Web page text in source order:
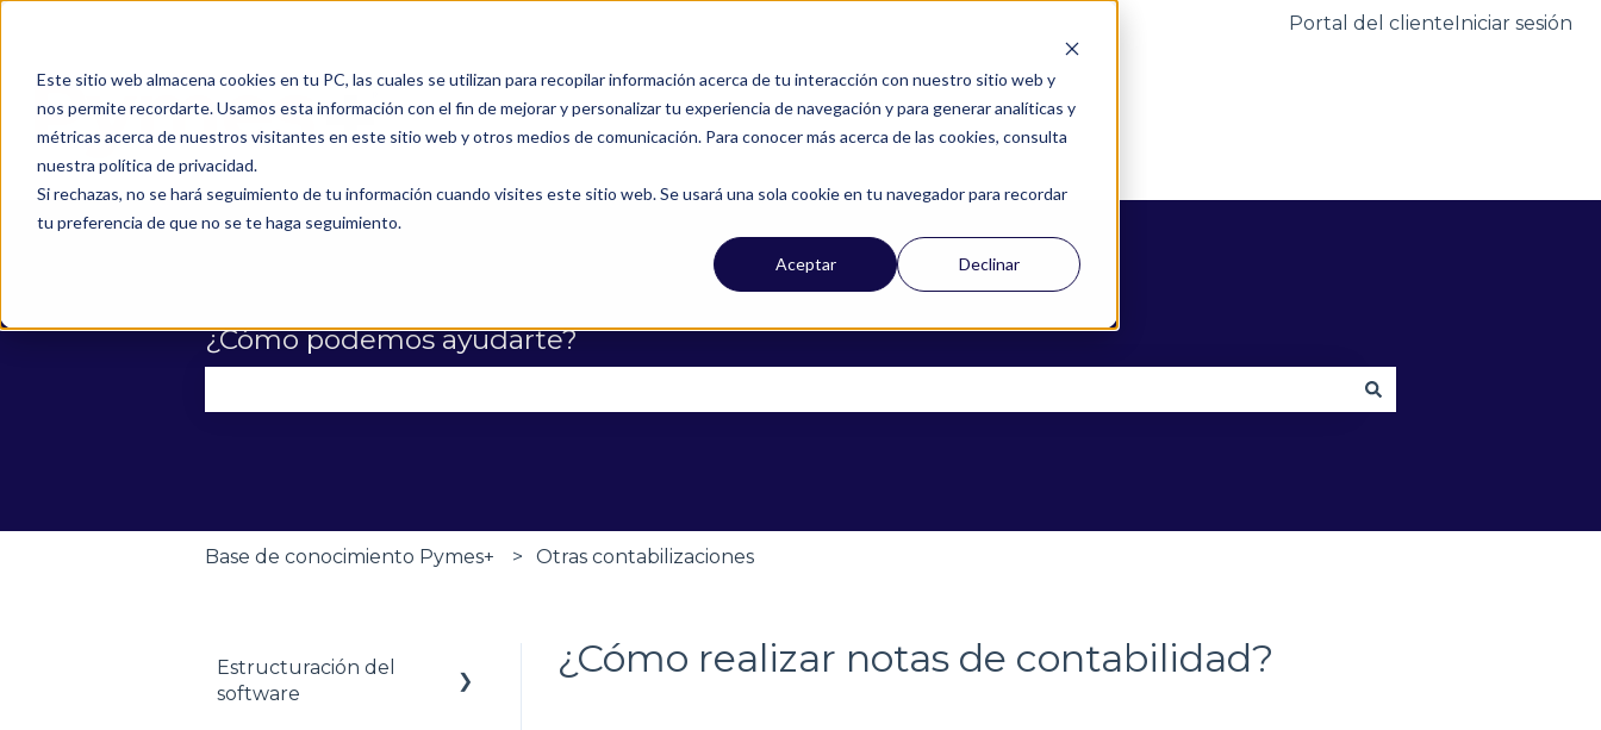
Este sitio web almacena cookies en tu PC, las cuales se utilizan para recopilar información acerca de tu interacción con nuestro sitio web y
nos permite recordarte. Usamos esta información con el fin de mejorar y personalizar tu experiencia de navegación y para generar analíticas y
métricas acerca de nuestros visitantes en este sitio web y otros medios de comunicación. Para conocer más acerca de las cookies, consulta
nuestra política de privacidad.
Si rechazas, no se hará seguimiento de tu información cuando visites este sitio web. Se usará una sola cookie en tu navegador para recordar
tu preferencia de que no se te haga seguimiento.
Aceptar Declinar
Portal del clienteIniciar sesión
¿Cómo podemos ayudarte?
Base de conocimiento Pymes+ Otras contabilizaciones
¿Cómo realizar notas de contabilidad?
Estructuración del
software